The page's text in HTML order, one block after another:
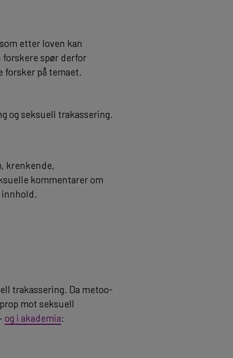
etter loven kan
spør derfor
forsker på temaet.
og seksuell trakassering.
krenkende,
kommentarer om
innhold.
trakassering. Da metoo-
mot seksuell
og i akademia: